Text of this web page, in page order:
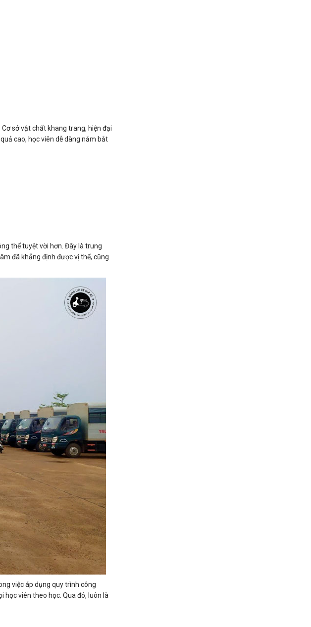
sở vật chất khang trang, hiện đại
cao, học viên dễ dàng nắm bắt
thể tuyệt vời hơn. Đây là trung
đã khẳng định được vị thế, cũng
việc áp dụng quy trình công
học viên theo học. Qua đó, luôn là